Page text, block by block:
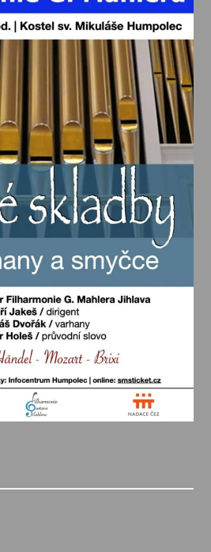
ve Stromovce: Rufus Miller
kousek za Humpolec. V Želivě ožije
Čapka
2026